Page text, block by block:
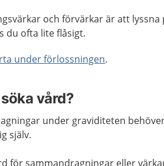
och förvärkar är att lyssna
du ofta lite flåsigt.
under förlossningen.
vård?
under graviditeten
själv.
för sammandragningar eller